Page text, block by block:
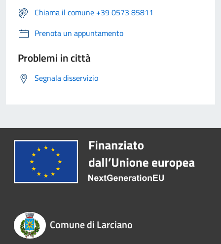
Chiama il comune +39 0573 85811
Prenota un appuntamento
Problemi in città
Segnala disservizio
Comune di Larciano